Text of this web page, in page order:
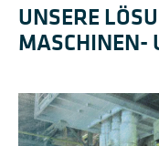
UNSERE
MASCHINEN-